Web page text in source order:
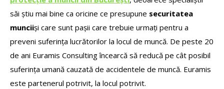
săi știu mai bine ca oricine ce presupune securitatea
munciiși care sunt pașii care trebuie urmați pentru a
preveni suferința lucrătorilor la locul de muncă. De peste 20
de ani Euramis Consulting încearcă să reducă pe cât posibil
suferința umană cauzată de accidentele de muncă. Euramis
este partenerul potrivit, la locul potrivit.